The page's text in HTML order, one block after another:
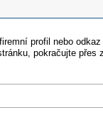
profil nebo
pokračujte přes